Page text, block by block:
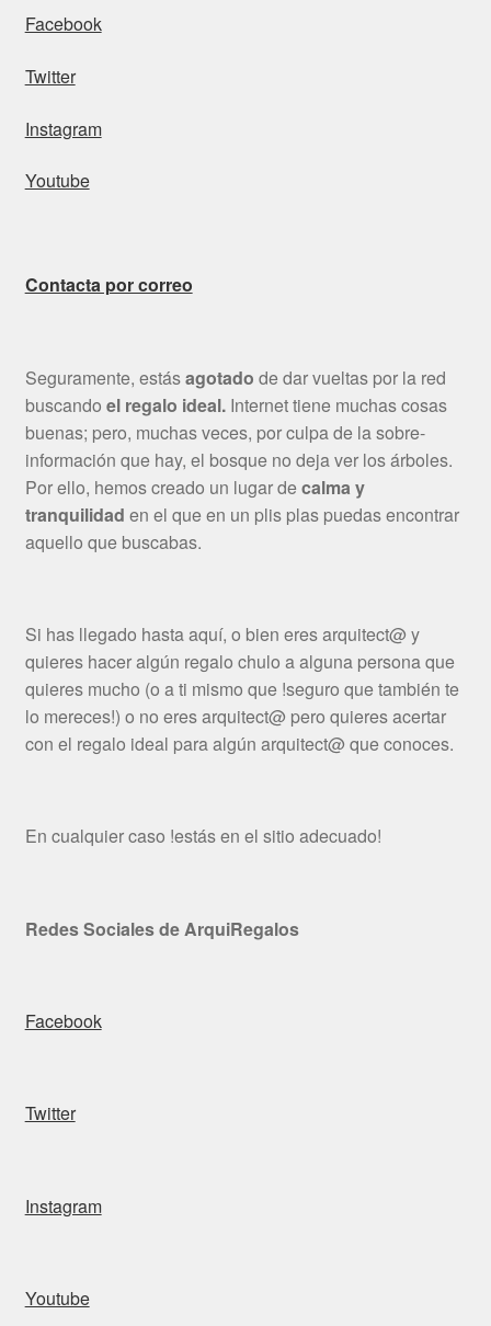
Facebook
Twitter
Instagram
Youtube
Contacta por correo
Seguramente, estásagotado de dar vueltas por la red
buscando el regalo ideal.Internet tiene muchas cosas
buenas; pero, muchas veces, por culpa de la sobre-
información que hay, el bosque no deja ver los árboles.
Por ello, hemos creado un lugar decalma y
tranquilidad en el que en un plis plas puedas encontrar
aquello que buscabas.
Si has llegado hasta aquí, o bien eres arquitect@ y
quieres hacer algún regalo chulo a alguna persona que
quieres mucho (o a ti mismo que !seguro que también te
lo mereces!) o no eres arquitect@ pero quieres acertar
con el regalo ideal para algún arquitect@ que conoces.
En cualquier caso !estás en el sitio adecuado!
Redes Sociales de ArquiRegalos
Facebook
Twitter
Instagram
Youtube